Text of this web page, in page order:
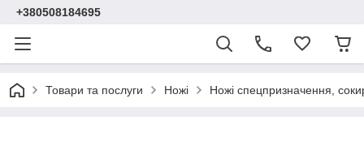
+380508184695
Товари та послуги Ножі Ножі спецпризначення,